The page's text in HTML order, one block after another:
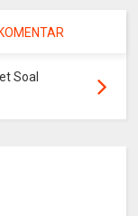
KOMENTAR
Soal